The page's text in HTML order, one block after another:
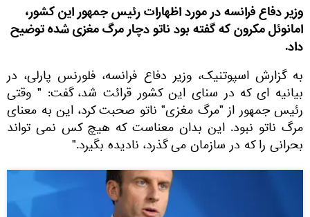
وزیر دفاع فرانسه در مورد اظهارات رئیس جمهور این کشور،
امانوئل مکرون که گفته بود ناتو دچار مرگ مغزی شده توضیح
داد.
به گزارش اسپوتنیک، وزیر دفاع فرانسه، فلورنس پارلی، در
بیانیه ای که در سنای این کشور قرائت شد، گفت: " وقتی
رئیس جمهور از "مرگ مغزی" ناتو صحبت کرد، این به معنای
مرگ ناتو نبود. این بدان معناست که هیچ کس نمی تواند
بحرانی را که در سازمان می گذرد، نادیده بگیرد."